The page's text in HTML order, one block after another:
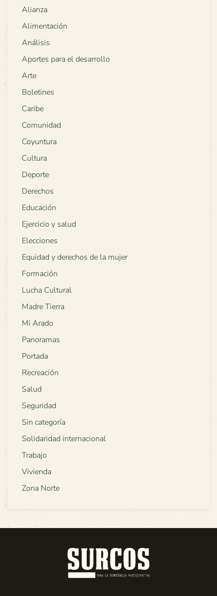
Alianza
Alimentación
Análisis
Aportes para el desarrollo
Arte
Boletines
Caribe
Comunidad
Coyuntura
Cultura
Deporte
Derechos
Educación
Ejercicio y salud
Elecciones
Equidad y derechos de la mujer
Formación
Lucha Cultural
Madre Tierra
Mi Arado
Panoramas
Portada
Recreación
Salud
Seguridad
Sin categoría
Solidaridad internacional
Trabajo
Vivienda
Zona Norte